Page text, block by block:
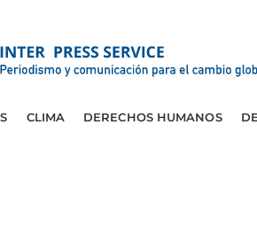
CLIMA DERECHOS HUMANOS